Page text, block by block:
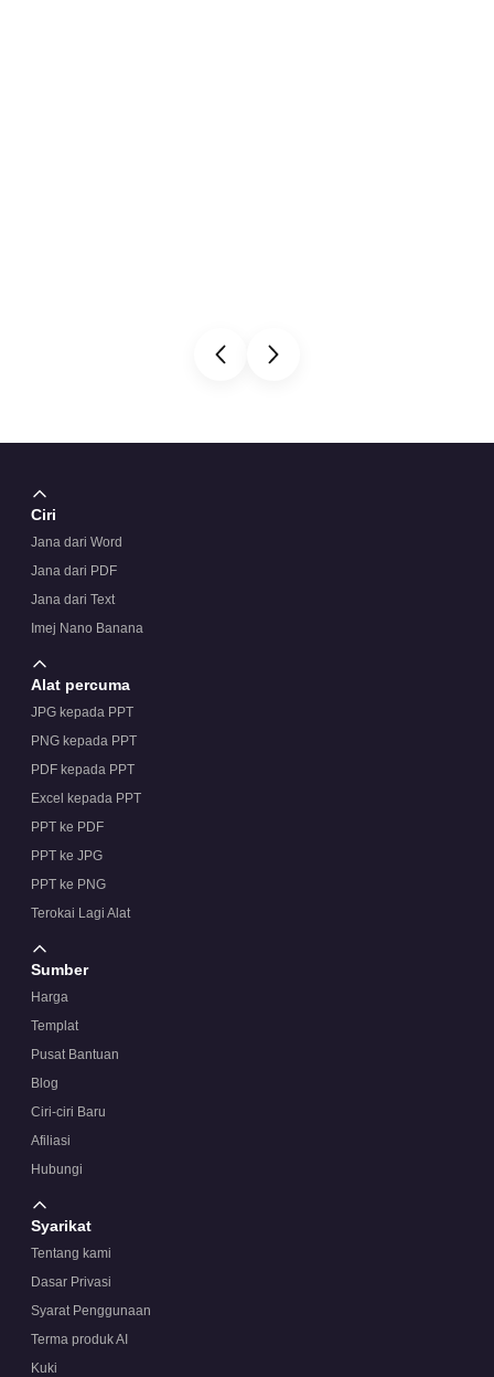
Ciri
Jana dari Word
Jana dari PDF
Jana dari Text
Imej Nano Banana
Alat percuma
JPG kepada PPT
PNG kepada PPT
PDF kepada PPT
Excel kepada PPT
PPT ke PDF
PPT ke JPG
PPT ke PNG
Terokai Lagi Alat
Sumber
Harga
Templat
Pusat Bantuan
Blog
Ciri-ciri Baru
Afiliasi
Hubungi
Syarikat
Tentang kami
Dasar Privasi
Syarat Penggunaan
Terma produk AI
Kuki